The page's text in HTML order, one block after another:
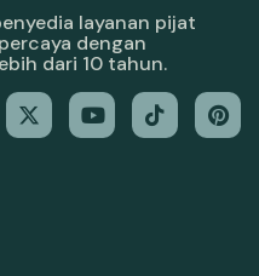
layanan pijat
dengan
dari 10 tahun.